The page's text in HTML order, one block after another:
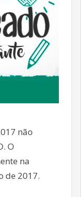
não
O
na
de 2017.